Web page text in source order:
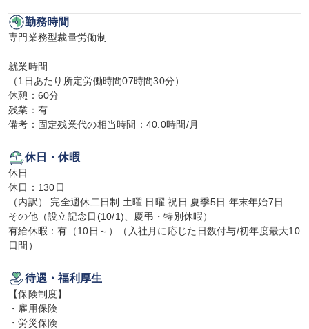
勤務時間
専門業務型裁量労働制
就業時間
（1日あたり所定労働時間07時間30分）
休憩：60分
残業：有
備考：固定残業代の相当時間：40.0時間/月
休日・休暇
休日
休日：130日
（内訳） 完全週休二日制 土曜 日曜 祝日 夏季5日 年末年始7日
その他（設立記念日(10/1)、慶弔・特別休暇）
有給休暇：有（10日～）（入社月に応じた日数付与/初年度最大10
日間）
待遇・福利厚生
【保険制度】
・雇用保険
・労災保険